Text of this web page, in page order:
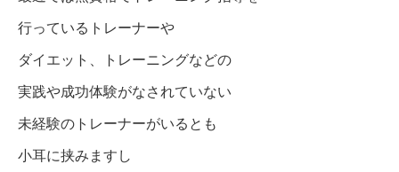
行っているトレーナーや
ダイエット、トレーニングなどの
実践や成功体験がなされていない
未経験のトレーナーがいるとも
小耳に挟みますし